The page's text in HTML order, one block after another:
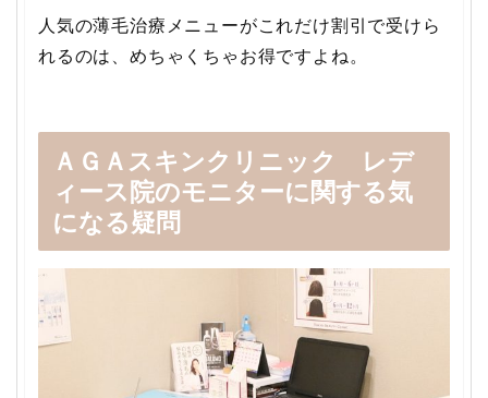
人気の薄毛治療メニューがこれだけ割引で受けら
れるのは、めちゃくちゃお得ですよね。
ＡＧＡスキンクリニック レデ
ィース院のモニターに関する気
になる疑問